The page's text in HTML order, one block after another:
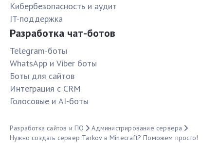
Кибербезопасность и аудит
IT-поддержка
Разработка чат-ботов
Telegram-боты
WhatsApp и Viber боты
Боты для сайтов
Интеграция с CRM
Голосовые и AI-боты
Разработка сайтов и ПО
Администрирование сервера
Нужно создать сервер Tarkov в Minecraft? Поможем просто!